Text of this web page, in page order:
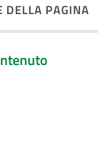
DELLA PAGINA